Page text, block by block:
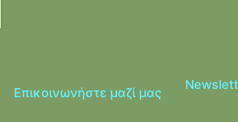
Επικοινωνήστε μαζί μας